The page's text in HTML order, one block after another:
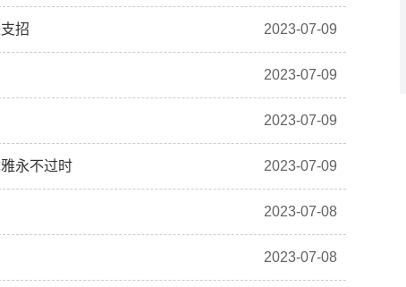
招 2023-07-09
2023-07-09
2023-07-09
永不过时 2023-07-09
2023-07-08
2023-07-08